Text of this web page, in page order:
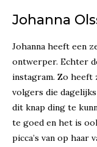
Johanna
Johanna heeft een
ontwerper. Echter
instagram. Zo heeft
volgers die
dit knap ding te
te goed en het is
picca’s van op haar